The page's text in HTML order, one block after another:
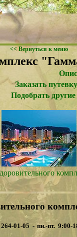
<< Вернуться к меню
Заказать
Подобрать
01-05 - пн.-пт. 9:00-